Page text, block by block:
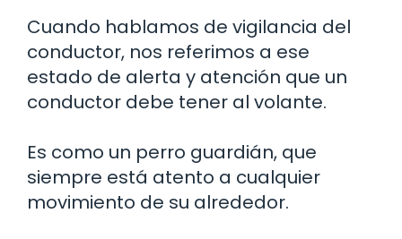
Cuando hablamos de vigilancia del
conductor, nos referimos a ese
estado de alerta y atención que un
conductor debe tener al volante.
Es como un perro guardián, que
siempre está atento a cualquier
movimiento de su alrededor.